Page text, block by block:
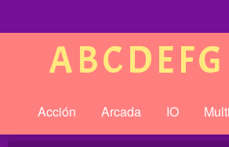
ABCDEFG
Acción Arcada IO